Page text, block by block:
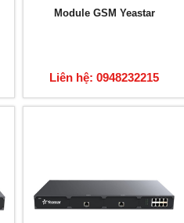
Module GSM Yeastar
Liên hệ: 0948232215